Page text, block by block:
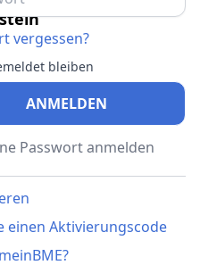
vergessen?
bleiben
ANMELDEN
Passwort anmelden
einen Aktivierungscode